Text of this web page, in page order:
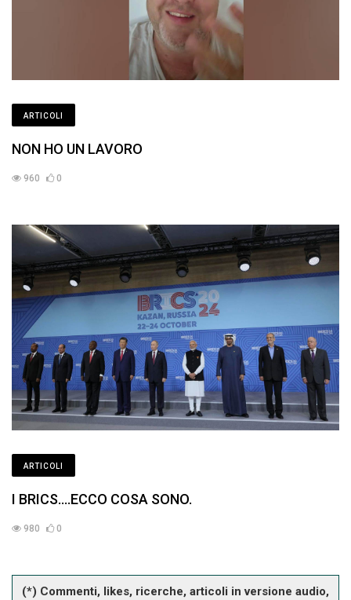
ARTICOLI
NON HO UN LAVORO
960 0
ARTICOLI
I BRICS....ECCO COSA SONO.
980 0
(*) Commenti, likes, ricerche, articoli in versione audio,